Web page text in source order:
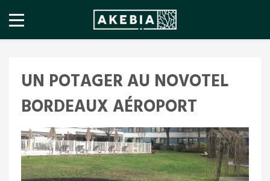
UN POTAGER AU NOVOTEL
BORDEAUX AÉROPORT